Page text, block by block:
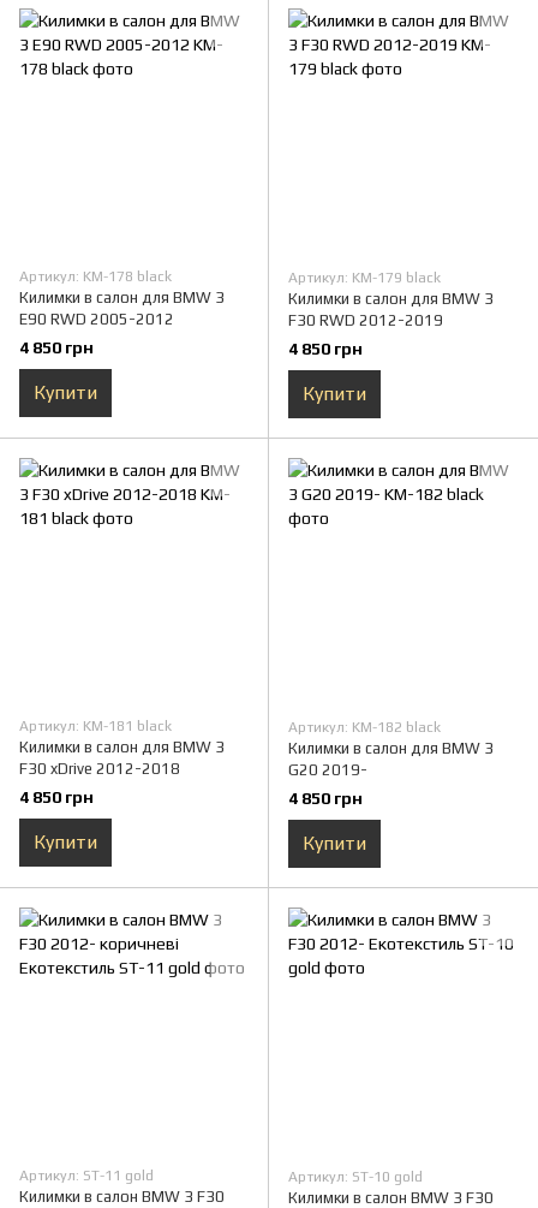
Артикул: KM-178 black
Килимки в салон для BMW 3
E90 RWD 2005-2012
4 850 грн
Купити
Артикул: KM-179 black
Килимки в салон для BMW 3
F30 RWD 2012-2019
4 850 грн
Купити
Артикул: KM-181 black
Килимки в салон для BMW 3
F30 xDrive 2012-2018
4 850 грн
Купити
Артикул: KM-182 black
Килимки в салон для BMW 3
G20 2019-
4 850 грн
Купити
Артикул: ST-11 gold
Килимки в салон BMW 3 F30
Артикул: ST-10 gold
Килимки в салон BMW 3 F30